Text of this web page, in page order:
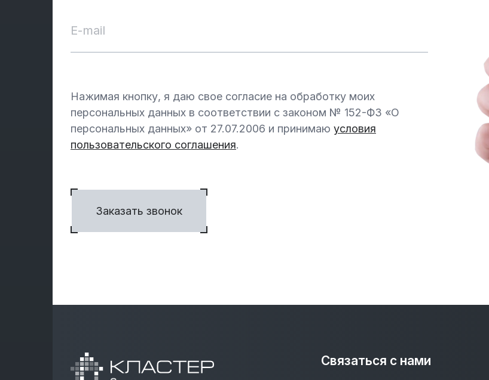
Нажимая кнопку, я даю свое согласие на обработку моих
персональных данных в соответствии с законом № 152-ФЗ «О
персональных данных» от 27.07.2006 и принимаю условия
пользовательского соглашения.
Заказать звонок
Связаться с нами